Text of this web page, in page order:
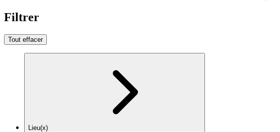
Filtrer
Tout effacer
Lieu(x)